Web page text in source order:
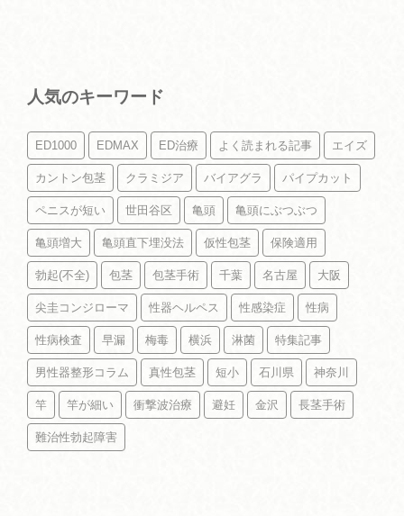
人気のキーワード
ED1000 EDMAX ED治療 よく読まれる記事 エイズ
カントン包茎 クラミジア バイアグラ パイプカット
ペニスが短い 世田谷区 亀頭 亀頭にぶつぶつ
亀頭増大 亀頭直下埋没法 仮性包茎 保険適用
勃起(不全) 包茎 包茎手術 千葉 名古屋 大阪
尖圭コンジローマ 性器ヘルペス 性感染症 性病
性病検査 早漏 梅毒 横浜 淋菌 特集記事
男性器整形コラム 真性包茎 短小 石川県 神奈川
竿 竿が細い 衝撃波治療 避妊 金沢 長茎手術
難治性勃起障害